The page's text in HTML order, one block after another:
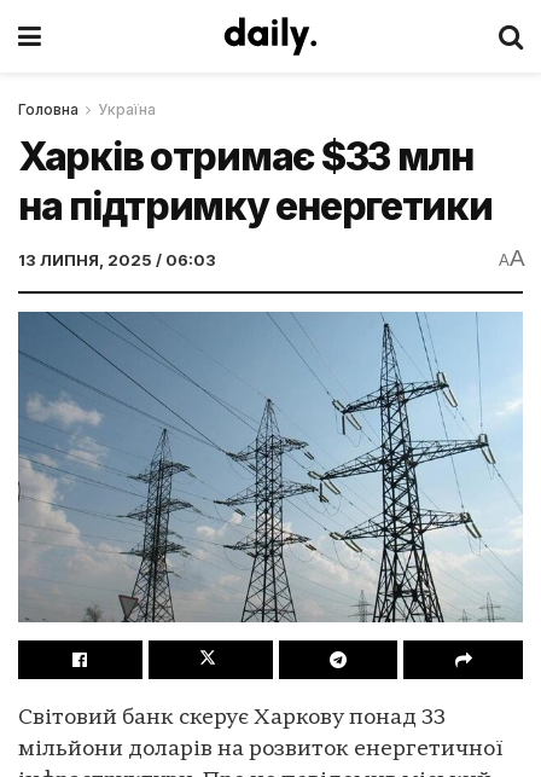
Головна Україна
Харків отримає $33 млн
на підтримку енергетики
13 ЛИПНЯ, 2025 / 06:03 AA
Світовий банк скерує Харкову понад 33
мільйони доларів на розвиток енергетичної